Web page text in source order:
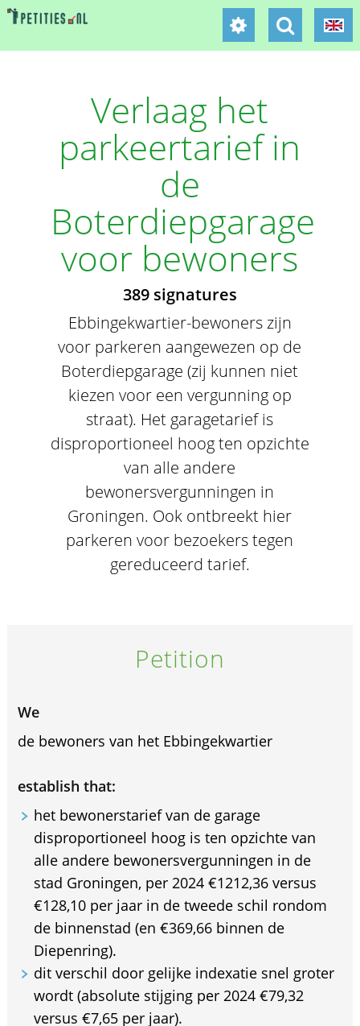
Verlaag het
parkeertarief in
de
Boterdiepgarage
voor bewoners
389 signatures
Ebbingekwartier-bewoners zijn
voor parkeren aangewezen op de
Boterdiepgarage (zij kunnen niet
kiezen voor een vergunning op
straat). Het garagetarief is
disproportioneel hoog ten opzichte
van alle andere
bewonersvergunningen in
Groningen. Ook ontbreekt hier
parkeren voor bezoekers tegen
gereduceerd tarief.
Petition
We
de bewoners van het Ebbingekwartier
establish that:
het bewonerstarief van de garage
disproportioneel hoog is ten opzichte van
alle andere bewonersvergunningen in de
stad Groningen, per 2024 €1212,36 versus
€128,10 per jaar in de tweede schil rondom
de binnenstad (en €369,66 binnen de
Diepenring).
dit verschil door gelijke indexatie snel groter
wordt (absolute stijging per 2024 €79,32
versus €7,65 per jaar).